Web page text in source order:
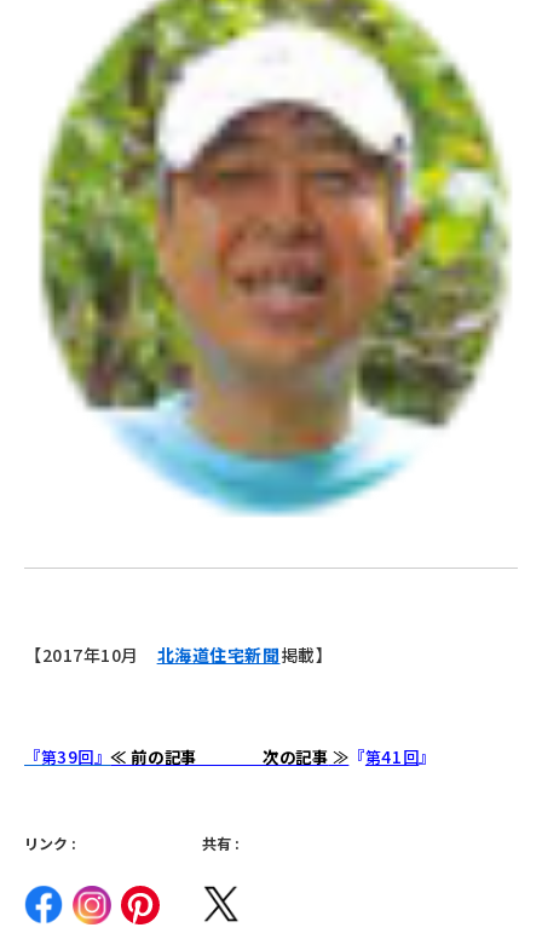
【2017年10月 北海道住宅新聞掲載】
『第39回』≪ 前の記事 次の記事 ≫ 『第41回』
リンク : 共有 :